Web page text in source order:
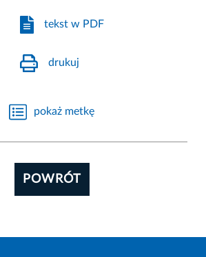
tekst w PDF
drukuj
pokaż metkę
POWRÓT